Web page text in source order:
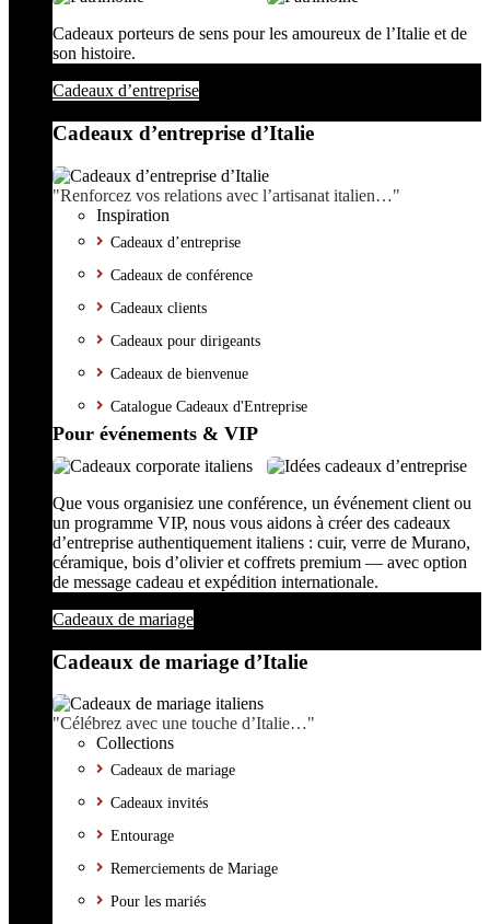
Cadeaux porteurs de sens pour les amoureux de l’Italie et de
son histoire.
Cadeaux d’entreprise
Cadeaux d’entreprise d’Italie
"Renforcez vos relations avec l’artisanat italien…"
Inspiration
Cadeaux d’entreprise
Cadeaux de conférence
Cadeaux clients
Cadeaux pour dirigeants
Cadeaux de bienvenue
Catalogue Cadeaux d'Entreprise
Pour événements & VIP
Que vous organisiez une conférence, un événement client ou
un programme VIP, nous vous aidons à créer des cadeaux
d’entreprise authentiquement italiens : cuir, verre de Murano,
céramique, bois d’olivier et coffrets premium — avec option
de message cadeau et expédition internationale.
Cadeaux de mariage
Cadeaux de mariage d’Italie
"Célébrez avec une touche d’Italie…"
Collections
Cadeaux de mariage
Cadeaux invités
Entourage
Remerciements de Mariage
Pour les mariés